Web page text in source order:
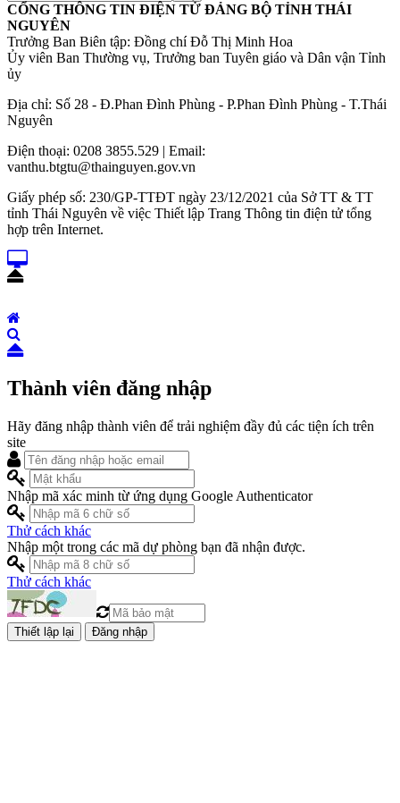
CỔNG THÔNG TIN ĐIỆN TỬ ĐẢNG BỘ TỈNH THÁI
NGUYÊN
Trưởng Ban Biên tập: Đồng chí Đỗ Thị Minh Hoa
Ủy viên Ban Thường vụ, Trưởng ban Tuyên giáo và Dân vận Tỉnh
ủy
Địa chỉ: Số 28 - Đ.Phan Đình Phùng - P.Phan Đình Phùng - T.Thái
Nguyên
Điện thoại: 0208 3855.529 | Email:
vanthu.btgtu@thainguyen.gov.vn
Giấy phép số: 230/GP-TTĐT ngày 23/12/2021 của Sở TT & TT
tỉnh Thái Nguyên về việc Thiết lập Trang Thông tin điện tử tổng
hợp trên Internet.
Thành viên đăng nhập
Hãy đăng nhập thành viên để trải nghiệm đầy đủ các tiện ích trên
site
Nhập mã xác minh từ ứng dụng Google Authenticator
Thử cách khác
Nhập một trong các mã dự phòng bạn đã nhận được.
Thử cách khác
Đăng nhập